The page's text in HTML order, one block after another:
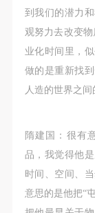
到我们的潜力
观努力去改变
业化时间里，
做的是重新找
人造的世界之间
隋建国：很有
品，我觉得他
时间、空间、
意思的是他把“